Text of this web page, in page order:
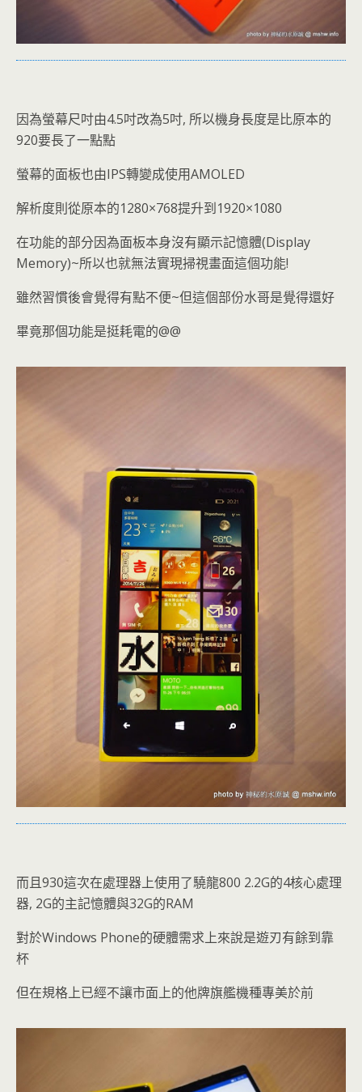
因為螢幕尺吋由4.5吋改為5吋, 所以機身長度是比原本的
920要長了一點點
螢幕的面板也由IPS轉變成使用AMOLED
解析度則從原本的1280×768提升到1920×1080
在功能的部分因為面板本身沒有顯示記憶體(Display
Memory)~所以也就無法實現掃視畫面這個功能!
雖然習慣後會覺得有點不便~但這個部份水哥是覺得還好
畢竟那個功能是挺耗電的@@
而且930這次在處理器上使用了驍龍800 2.2G的4核心處理
器, 2G的主記憶體與32G的RAM
對於Windows Phone的硬體需求上來說是遊刃有餘到靠
杯
但在規格上已經不讓市面上的他牌旗艦機種專美於前